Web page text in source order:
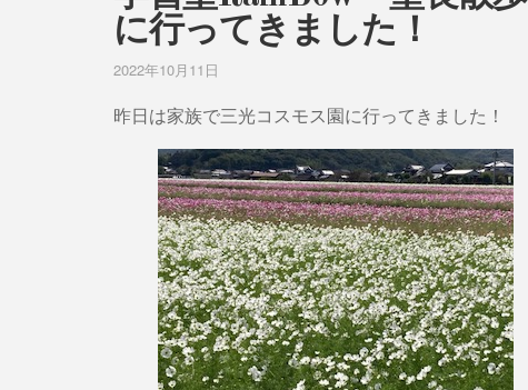
に行ってきました！
2022年10月11日
昨日は家族で三光コスモス園に行ってきました！